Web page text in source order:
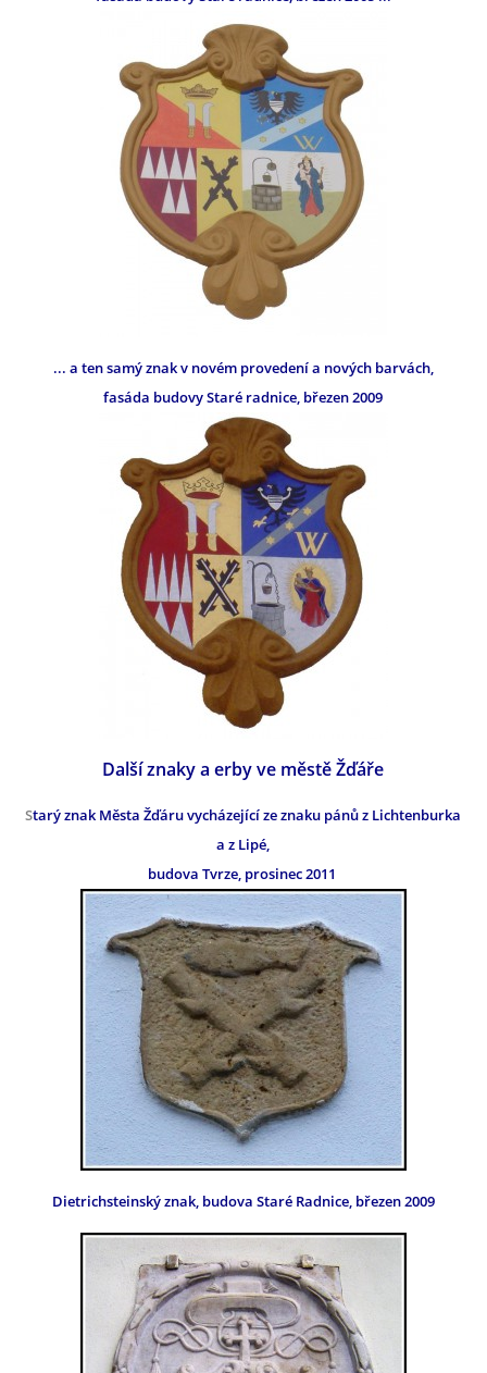
... a ten samý znak v novém provedení a nových barvách,
fasáda budovy Staré radnice, březen 2009
Další znaky a erby ve městě Žďáře
Starý znak Města Žďáru vycházející ze znaku pánů z Lichtenburka
a z Lipé,
budova Tvrze, prosinec 2011
Dietrichsteinský znak, budova Staré Radnice, březen 2009